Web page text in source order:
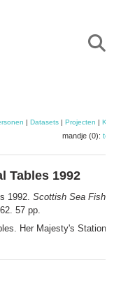
| Datasets | Projecten |
mandje (0):
Tables 1992
1992. Scottish Sea
57 pp.
Her Majesty's